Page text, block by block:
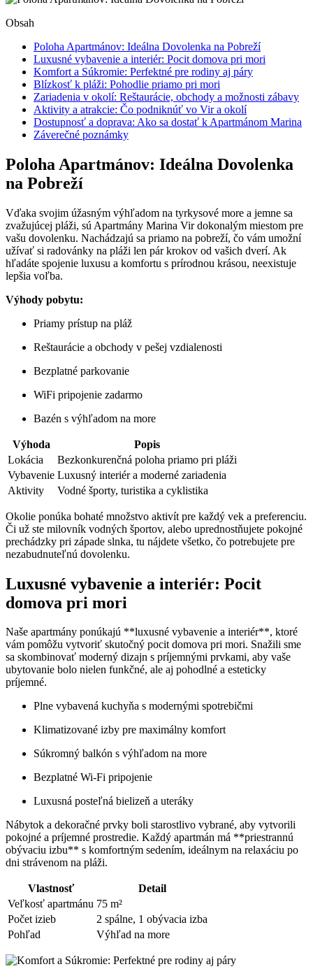
Obsah
Poloha Apartmánov: Ideálna Dovolenka na Pobreží
Luxusné vybavenie a interiér: Pocit domova pri mori
Komfort a Súkromie: Perfektné pre rodiny aj páry
Blízkosť k pláži: Pohodlie priamo pri mori
Zariadenia v okolí: Reštaurácie, obchody a možnosti zábavy
Aktivity a atrakcie: Čo podniknúť vo Vir a okolí
Dostupnosť a doprava: Ako sa dostať k Apartmánom Marina
Záverečné poznámky
Poloha Apartmánov: Ideálna Dovolenka
na Pobreží
Vďaka svojim úžasným výhľadom na tyrkysové more a jemne sa
zvažujúcej pláži, sú Apartmány Marina Vir dokonalým miestom pre
vašu dovolenku. Nachádzajú sa priamo na pobreží, čo vám umožní
užívať si radovánky na pláži len pár krokov od vašich dverí. Ak
hľadáte spojenie luxusu a komfortu s prírodnou krásou, neexistuje
lepšia voľba.
Výhody pobytu:
Priamy prístup na pláž
Reštaurácie a obchody v pešej vzdialenosti
Bezplatné parkovanie
WiFi pripojenie zadarmo
Bazén s výhľadom na more
Výhoda
Popis
Lokácia
Bezkonkurenčná poloha priamo pri pláži
Vybavenie Luxusný interiér a moderné zariadenia
Aktivity
Vodné športy, turistika a cyklistika
Okolie ponúka bohaté množstvo aktivít pre každý vek a preferenciu.
Či už ste milovník vodných športov, alebo uprednostňujete pokojné
prechádzky pri západe slnka, tu nájdete všetko, čo potrebujete pre
nezabudnuteľnú dovolenku.
Luxusné vybavenie a interiér: Pocit
domova pri mori
Naše apartmány ponúkajú **luxusné vybavenie a interiér**, ktoré
vám pomôžu vytvoriť skutočný pocit domova pri mori. Snažili sme
sa skombinovať moderný dizajn s príjemnými prvkami, aby vaše
ubytovanie bolo nielen funkčné, ale aj pohodlné a esteticky
príjemné.
Plne vybavená kuchyňa s modernými spotrebičmi
Klimatizované izby pre maximálny komfort
Súkromný balkón s výhľadom na more
Bezplatné Wi-Fi pripojenie
Luxusná posteľná bielizeň a uteráky
Nábytok a dekoračné prvky boli starostlivo vybrané, aby vytvorili
pokojné a príjemné prostredie. Každý apartmán má **priestrannú
obývaciu izbu** s komfortným sedením, ideálnym na relaxáciu po
dni strávenom na pláži.
Vlastnosť
Detail
Veľkosť apartmánu 75 m²
Počet izieb
2 spálne, 1 obývacia izba
Pohľad
Výhľad na more